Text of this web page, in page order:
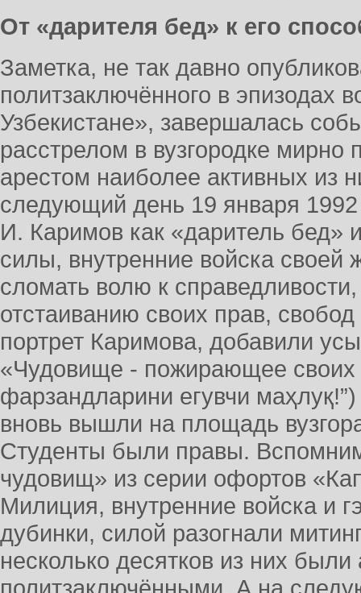
От «дарителя бед» к его
Заметка, не так давно
политзаключённого в эпизодах
Узбекистане», завершалась
расстрелом в вузгородке мирно
арестом наиболее активных из
следующий день 19 января 1992
И. Каримов как «даритель бед»
силы, внутренние войска своей
сломать волю к
отстаиванию своих прав,
портрет Каримова, добавили
«Чудовище - пожирающее своих
фарзандларини егувчи
вновь вышли на площадь
Студенты были правы.
чудовищ» из серии офортов
Милиция, внутренние войска и
дубинки, силой разогнали
несколько десятков из них